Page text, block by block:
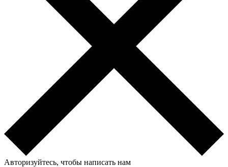
Авторизуйтесь, чтобы написать нам